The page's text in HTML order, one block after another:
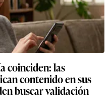
coinciden: las
contenido en sus
buscar validación